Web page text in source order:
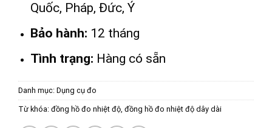
Quốc, Pháp, Đức, Ý
Bảo hành: 12 tháng
Tình trạng: Hàng có sẵn
Danh mục: Dụng cụ đo
Từ khóa: đồng hồ đo nhiệt độ đồng hồ đo nhiệt độ dây dài